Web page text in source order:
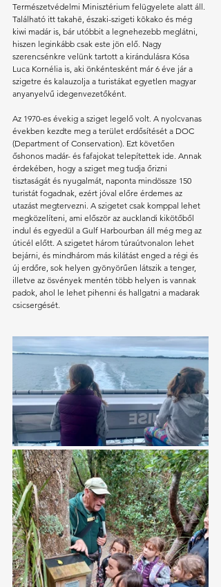
Természetvédelmi Minisztérium felügyelete alatt áll.
Található itt takahē, északi-szigeti kōkako és még
kiwi madár is, bár utóbbit a legnehezebb meglátni,
hiszen leginkább csak este jön elő. Nagy
szerencsénkre velünk tartott a kirándulásra Kósa
Luca Kornélia is, aki önkéntesként már 6 éve jár a
szigetre és kalauzolja a turistákat egyetlen magyar
anyanyelvű idegenvezetőként.
Az 1970-es évekig a sziget legelő volt. A nyolcvanas
években kezdte meg a terület erdősítését a DOC
(Department of Conservation). Ezt követően
őshonos madár- és fafajokat telepítettek ide. Annak
érdekében, hogy a sziget meg tudja őrizni
tisztaságát és nyugalmát, naponta mindössze 150
turistát fogadnak, ezért jóval előre érdemes az
utazást megtervezni. A szigetet csak komppal lehet
megközelíteni, ami először az aucklandi kikötőből
indul és egyedül a Gulf Harbourban áll még meg az
úticél előtt. A szigetet három túraútvonalon lehet
bejárni, és mindhárom más kilátást enged a régi és
új erdőre, sok helyen gyönyörűen látszik a tenger,
illetve az ösvények mentén több helyen is vannak
padok, ahol le lehet pihenni és hallgatni a madarak
csicsergését.